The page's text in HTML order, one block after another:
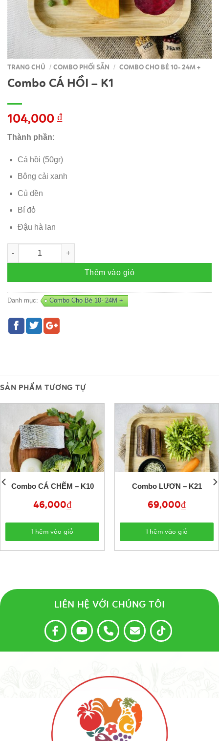
TRANG CHỦ / COMBO PHỐI SẴN / COMBO CHO BÉ 10- 24M +
Combo CÁ HỒI – K1
104,000 ₫
Thành phần:
Cá hồi (50gr)
Bông cải xanh
Củ dền
Bí đỏ
Đậu hà lan
Combo CÁ HỒI - K1 số lượng
Thêm vào giỏ
Danh mục: Combo Cho Bé 10- 24M +
SẢN PHẨM TƯƠNG TỰ
Combo CÁ CHẼM – K10
46,000₫
Thêm vào giỏ
Combo LƯƠN – K21
69,000₫
Thêm vào giỏ
LIÊN HỆ VỚI CHÚNG TÔI